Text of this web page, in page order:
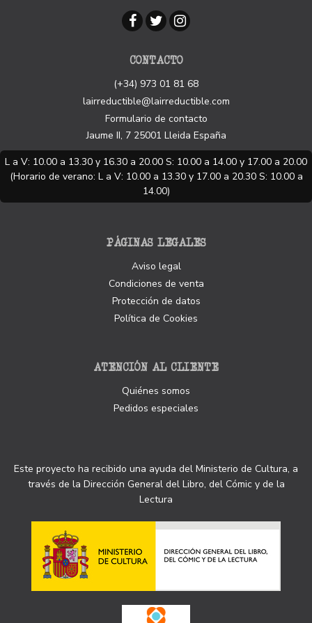
CONTACTO
(+34) 973 01 81 68
lairreductible@lairreductible.com
Formulario de contacto
Jaume II, 7 25001 Lleida España
L a V: 10.00 a 13.30 y 16.30 a 20.00 S: 10.00 a 14.00 y 17.00 a 20.00
(Horario de verano: L a V: 10.00 a 13.30 y 17.00 a 20.30 S: 10.00 a
14.00)
PÁGINAS LEGALES
Aviso legal
Condiciones de venta
Protección de datos
Política de Cookies
ATENCIÓN AL CLIENTE
Quiénes somos
Pedidos especiales
Este proyecto ha recibido una ayuda del Ministerio de Cultura, a
través de la Dirección General del Libro, del Cómic y de la
Lectura